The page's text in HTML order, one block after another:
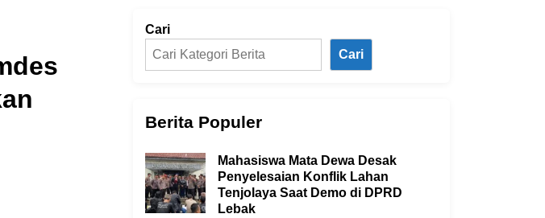
Cari
Cari
Berita Populer
Mahasiswa Mata Dewa Desak
Penyelesaian Konflik Lahan
Tenjolaya Saat Demo di DPRD
Lebak